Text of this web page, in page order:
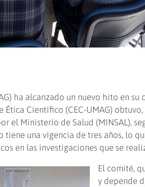
ha alcanzado un nuevo hito en
Científico (CEC-UMAG)
el Ministerio de Salud (MINSAL),
tiene una vigencia de tres años, lo
en las investigaciones que se
El comité,
y depende